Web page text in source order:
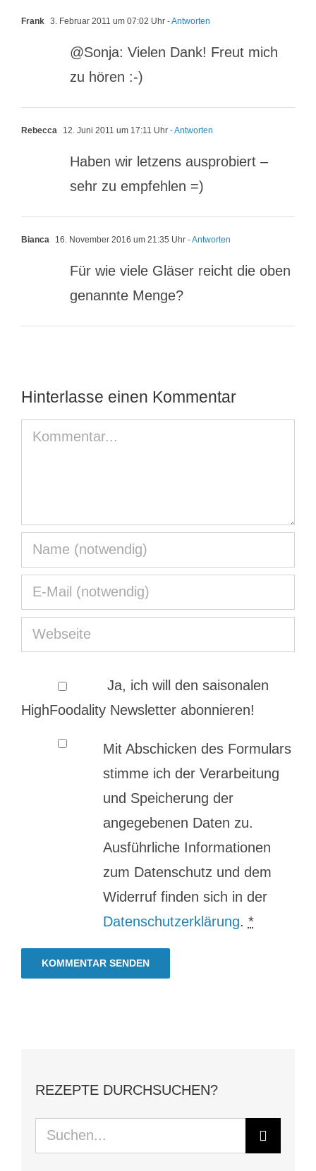
Frank 3. Februar 2011 um 07:02 Uhr - Antworten
@Sonja: Vielen Dank! Freut mich
zu hören :-)
Rebecca 12. Juni 2011 um 17:11 Uhr - Antworten
Haben wir letzens ausprobiert –
sehr zu empfehlen =)
Bianca 16. November 2016 um 21:35 Uhr - Antworten
Für wie viele Gläser reicht die oben
genannte Menge?
Hinterlasse einen Kommentar
Kommentar
Ja, ich will den saisonalen
HighFoodality Newsletter abonnieren!
Mit Abschicken des Formulars
stimme ich der Verarbeitung
und Speicherung der
angegebenen Daten zu.
Ausführliche Informationen
zum Datenschutz und dem
Widerruf finden sich in der
Datenschutzerklärung. *
REZEPTE DURCHSUCHEN?
Suche
nach: